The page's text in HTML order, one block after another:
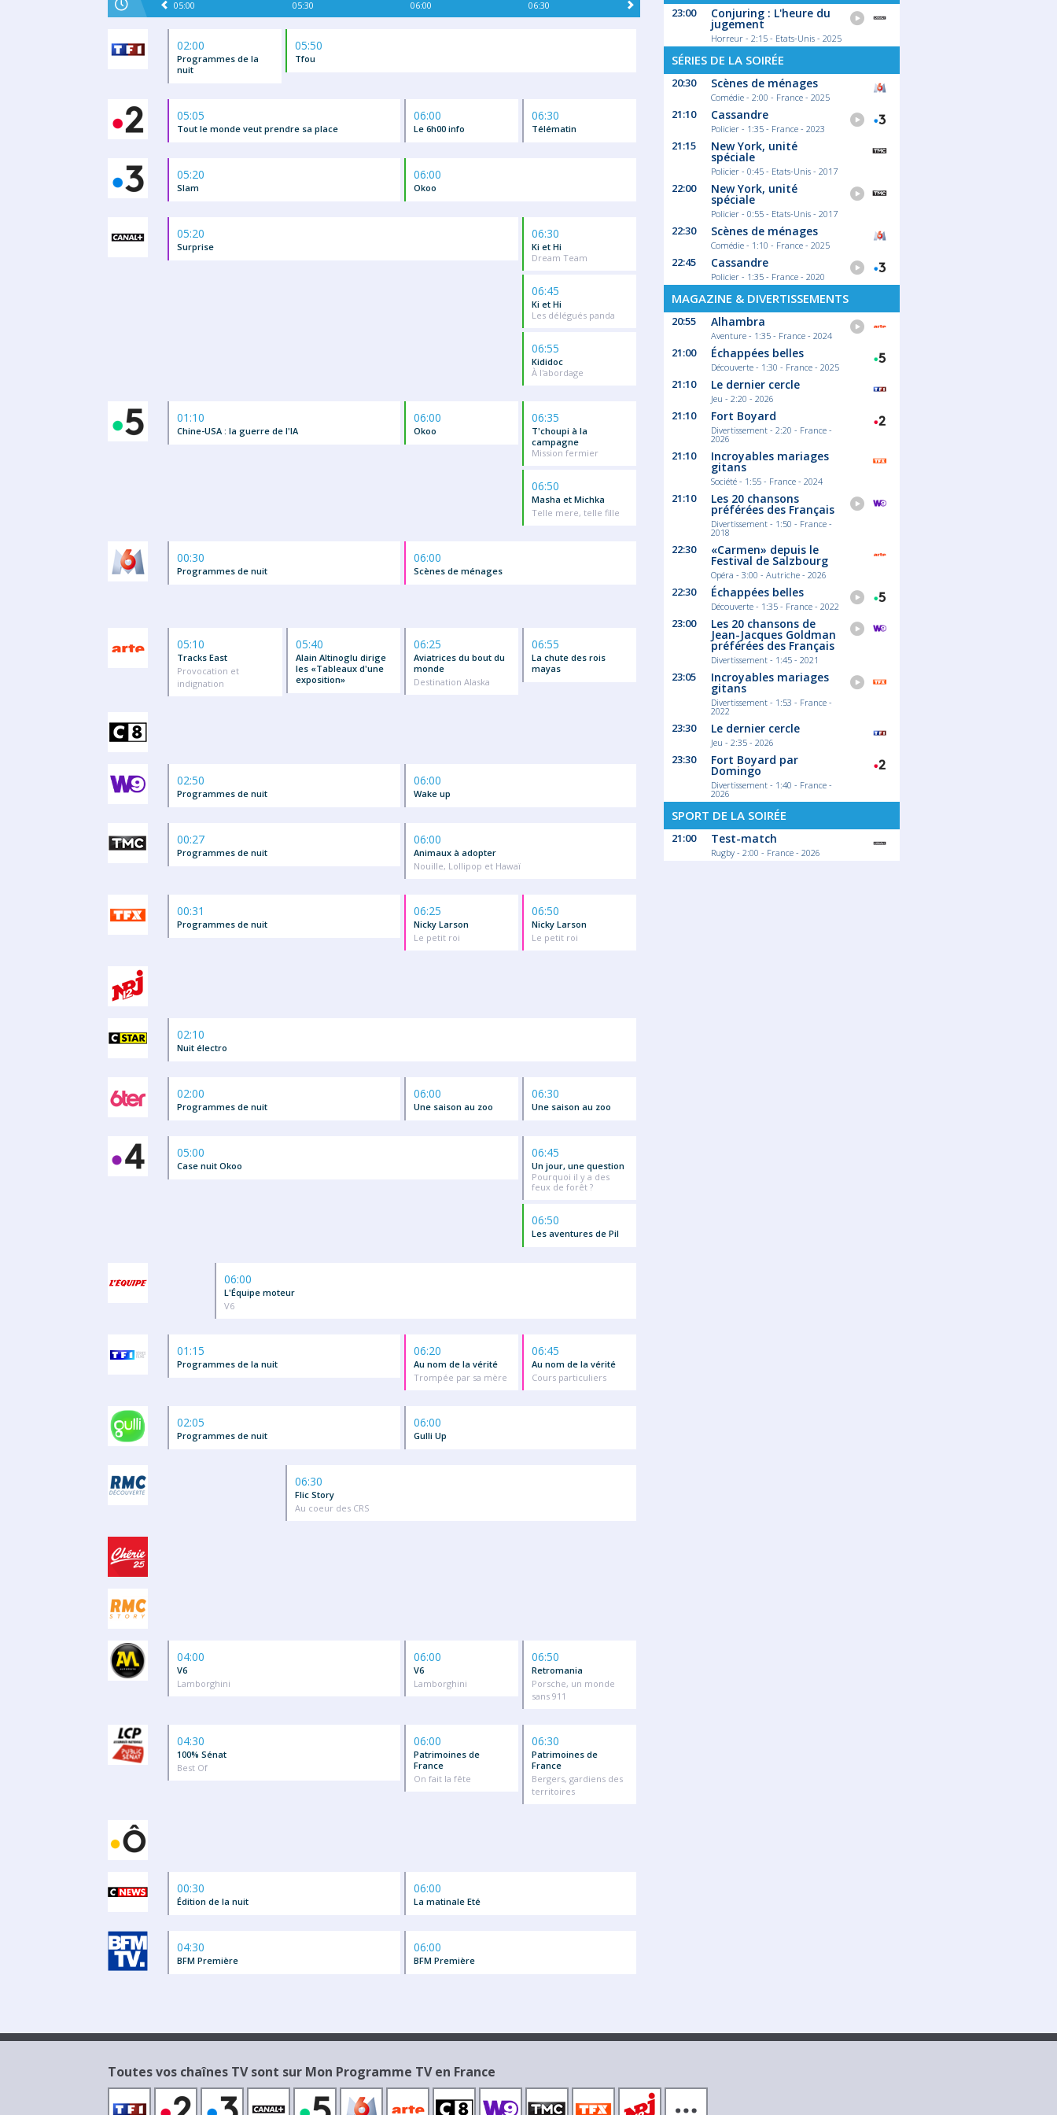
05:00 05:30 06:00 06:30
02:00
Programmes de la
nuit
05:50
Tfou
05:05
Tout le monde veut prendre sa place
06:00
Le 6h00 info
06:30
Télématin
05:20
Slam
06:00
Okoo
05:20
Surprise
06:30
Ki et Hi
Dream Team
06:45
Ki et Hi
Les délégués panda
06:55
Kididoc
À l'abordage
01:10
Chine-USA : la guerre de l'IA
06:00
Okoo
06:35
T'choupi à la
campagne
Mission fermier
06:50
Masha et Michka
Telle mere, telle fille
00:30
Programmes de nuit
06:00
Scènes de ménages
05:10
Tracks East
Provocation et
indignation
05:40
Alain Altinoglu dirige
les «Tableaux d'une
exposition»
06:25
Aviatrices du bout du
monde
Destination Alaska
06:55
La chute des rois
mayas
02:50
Programmes de nuit
06:00
Wake up
00:27
Programmes de nuit
06:00
Animaux à adopter
Nouille, Lollipop et Hawaï
00:31
Programmes de nuit
06:25
Nicky Larson
Le petit roi
06:50
Nicky Larson
Le petit roi
02:10
Nuit électro
02:00
Programmes de nuit
06:00
Une saison au zoo
06:30
Une saison au zoo
05:00
Case nuit Okoo
06:45
Un jour, une question
Pourquoi il y a des
feux de forêt ?
06:50
Les aventures de Pil
06:00
L'Équipe moteur
V6
01:15
Programmes de la nuit
06:20
Au nom de la vérité
Trompée par sa mère
06:45
Au nom de la vérité
Cours particuliers
02:05
Programmes de nuit
06:00
Gulli Up
06:30
Flic Story
Au coeur des CRS
04:00
V6
Lamborghini
06:00
V6
Lamborghini
06:50
Retromania
Porsche, un monde
sans 911
04:30
100% Sénat
Best Of
06:00
Patrimoines de
France
On fait la fête
06:30
Patrimoines de
France
Bergers, gardiens des
territoires
00:30
Édition de la nuit
06:00
La matinale Eté
04:30
BFM Première
06:00
BFM Première
23:00 Conjuring : L'heure du
jugement
Horreur - 2:15 - Etats-Unis - 2025
SÉRIES DE LA SOIRÉE
20:30 Scènes de ménages
Comédie - 2:00 - France - 2025
21:10 Cassandre
Policier - 1:35 - France - 2023
21:15 New York, unité
spéciale
Policier - 0:45 - Etats-Unis - 2017
22:00 New York, unité
spéciale
Policier - 0:55 - Etats-Unis - 2017
22:30 Scènes de ménages
Comédie - 1:10 - France - 2025
22:45 Cassandre
Policier - 1:35 - France - 2020
MAGAZINE & DIVERTISSEMENTS
20:55 Alhambra
Aventure - 1:35 - France - 2024
21:00 Échappées belles
Découverte - 1:30 - France - 2025
21:10 Le dernier cercle
Jeu - 2:20 - 2026
21:10 Fort Boyard
Divertissement - 2:20 - France -
2026
21:10 Incroyables mariages
gitans
Société - 1:55 - France - 2024
21:10 Les 20 chansons
préférées des Français
Divertissement - 1:50 - France -
2018
22:30 «Carmen» depuis le
Festival de Salzbourg
Opéra - 3:00 - Autriche - 2026
22:30 Échappées belles
Découverte - 1:35 - France - 2022
23:00 Les 20 chansons de
Jean-Jacques Goldman
préférées des Français
Divertissement - 1:45 - 2021
23:05 Incroyables mariages
gitans
Divertissement - 1:53 - France -
2022
23:30 Le dernier cercle
Jeu - 2:35 - 2026
23:30 Fort Boyard par
Domingo
Divertissement - 1:40 - France -
2026
SPORT DE LA SOIRÉE
21:00 Test-match
Rugby - 2:00 - France - 2026
Toutes vos chaînes TV sont sur Mon Programme TV en France